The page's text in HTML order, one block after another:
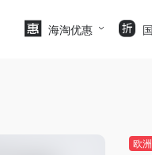
海淘优惠
欧